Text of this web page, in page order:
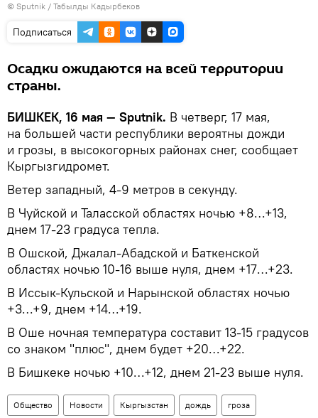
© Sputnik / Табылды Кадырбеков
Подписаться
Осадки ожидаются на всей территории
страны.
БИШКЕК, 16 мая — Sputnik. В четверг, 17 мая,
на большей части республики вероятны дожди
и грозы, в высокогорных районах снег, сообщает
Кыргызгидромет.
Ветер западный, 4-9 метров в секунду.
В Чуйской и Таласской областях ночью +8…+13,
днем 17-23 градуса тепла.
В Ошской, Джалал-Абадской и Баткенской
областях ночью 10-16 выше нуля, днем +17…+23.
В Иссык-Кульской и Нарынской областях ночью
+3…+9, днем +14…+19.
В Оше ночная температура составит 13-15 градусов
со знаком "плюс", днем будет +20…+22.
В Бишкеке ночью +10…+12, днем 21-23 выше нуля.
Общество Новости Кыргызстан дождь гроза